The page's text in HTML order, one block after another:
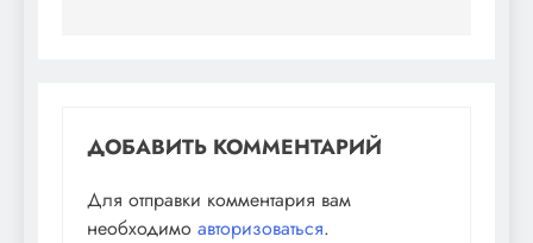
ДОБАВИТЬ КОММЕНТАРИЙ
Для отправки комментария вам
необходимо авторизоваться.